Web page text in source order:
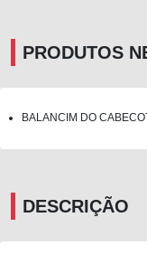
PRODUTOS
BALANCIM DO
DESCRIÇÃO